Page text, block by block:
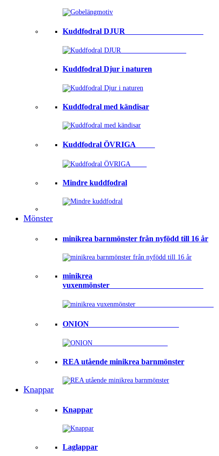
Kuddfodral DJUR ⠀⠀⠀⠀⠀⠀⠀⠀⠀⠀⠀⠀⠀
Kuddfodral Djur i naturen
Kuddfodral med kändisar
Kuddfodral ÖVRIGA ⠀⠀⠀
Mindre kuddfodral
Mönster
minikrea barnmönster från nyfödd till 16 år
minikrea
vuxenmönster⠀⠀⠀⠀⠀⠀⠀⠀⠀⠀⠀⠀⠀⠀⠀⠀
ONION ⠀⠀⠀⠀⠀⠀⠀⠀⠀⠀⠀⠀⠀⠀⠀
REA utående minikrea barnmönster
Knappar
Knappar
Laglappar